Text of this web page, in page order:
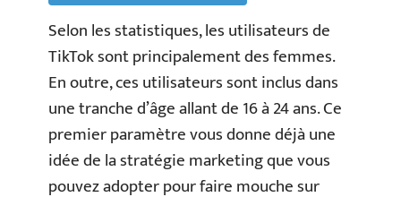
Selon les statistiques, les utilisateurs de
TikTok sont principalement des femmes.
En outre, ces utilisateurs sont inclus dans
une tranche d’âge allant de 16 à 24 ans. Ce
premier paramètre vous donne déjà une
idée de la stratégie marketing que vous
pouvez adopter pour faire mouche sur